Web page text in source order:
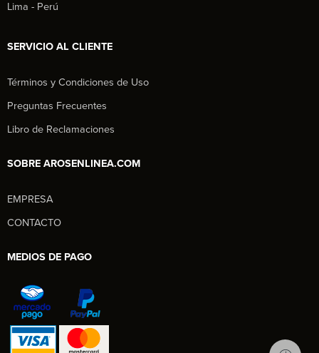
Lima - Perú
SERVICIO AL CLIENTE
Términos y Condiciones de Uso
Preguntas Frecuentes
Libro de Reclamaciones
SOBRE AROSENLINEA.COM
EMPRESA
CONTACTO
MEDIOS DE PAGO